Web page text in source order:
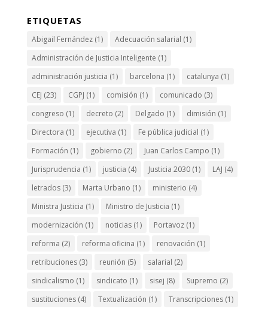
ETIQUETAS
Abigail Fernández(1) Adecuación salarial (1)
Administración de Justicia Inteligente (1)
administración justicia (1) barcelona (1) catalunya (1)
CEJ (23) CGPJ (1) comisión (1) comunicado (3)
congreso (1) decreto (2) Delgado (1) dimisión (1)
Directora (1) ejecutiva (1) Fe pública judicial (1)
Formación (1) gobierno (2) Juan Carlos Campo (1)
Jurisprudencia (1) justicia (4) Justicia 2030(1) LAJ (4)
letrados(3) Marta Urbano (1) ministerio (4)
Ministra Justicia (1) Ministro de Justicia (1)
modernización (1) noticias(1) Portavoz(1)
reforma (2) reforma oficina (1) renovación (1)
retribuciones(3) reunión (5) salarial (2)
sindicalismo (1) sindicato (1) sisej (8) Supremo (2)
sustituciones(4) Textualización (1) Transcripciones(1)